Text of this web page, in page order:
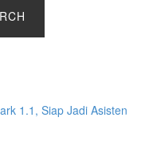
1.1, Siap Jadi Asisten